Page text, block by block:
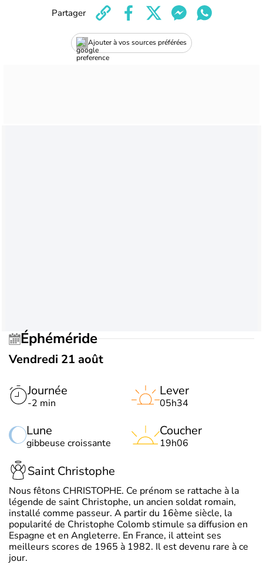
Ajouter à vos sources préférées
Partager
Éphéméride
Vendredi 21 août
Journée
-2 min
Lune
gibbeuse croissante
Lever
05h34
Coucher
19h06
Saint Christophe
Nous fêtons CHRISTOPHE. Ce prénom se rattache à la
légende de saint Christophe, un ancien soldat romain,
installé comme passeur. A partir du 16ème siècle, la
popularité de Christophe Colomb stimule sa diffusion en
Espagne et en Angleterre. En France, il atteint ses
meilleurs scores de 1965 à 1982. Il est devenu rare à ce
jour.